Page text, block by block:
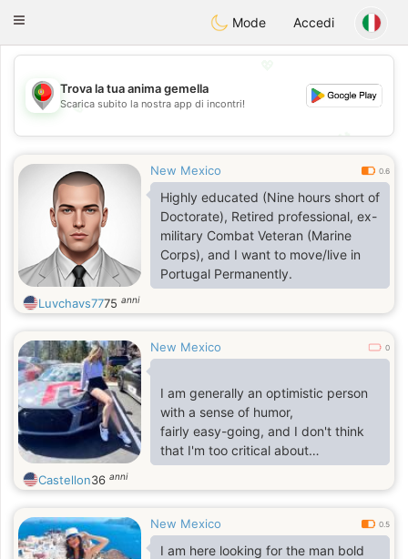
Portugues
Toggle
Mode Accedi
💖
💕
Trova la tua anima gemella
Scarica subito la nostra app di incontri!
New Mexico 0.6
Highly educated (Nine hours short of
Doctorate), Retired professional, ex-
military Combat Veteran (Marine
Corps), and I want to move/live in
Portugal Permanently.
Luvchavs7775 anni
New Mexico 0
I am generally an optimistic person
with a sense of humor,
fairly easy-going, and I don't think
that I'm too critical about
things, but I also believe that it takes
two people contributing to a
Castellon36 anni
New Mexico 0.5
I am here looking for the man bold